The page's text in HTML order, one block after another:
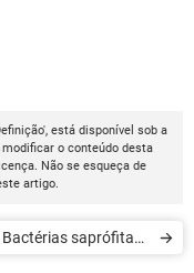
está disponível sob a
o conteúdo desta
Não se esqueça de
artigo.
Bactérias saprófitas -